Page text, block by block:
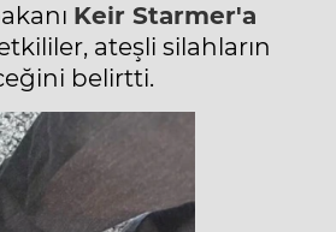
Keir Starmer'a
ateşli silahların
belirtti.